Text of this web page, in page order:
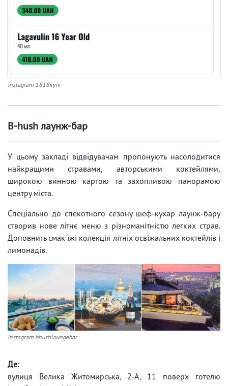
instagram 1818kyiv
B-hush лаунж-бар
У цьому закладі відвідувачам пропонують насолодитися
найкращими стравами, авторськими коктейлями,
широкою винною картою та захопливою панорамою
центру міста.
Спеціально до спекотного сезону шеф-кухар лаунж-бару
створив нове літнє меню з різноманітністю легких страв.
Доповнить смак їжі колекція літніх освіжальних коктейлів і
лимонадів.
instagram bhushloungebar
Де:
вулиця Велика Житомирська, 2-А, 11 поверх готелю